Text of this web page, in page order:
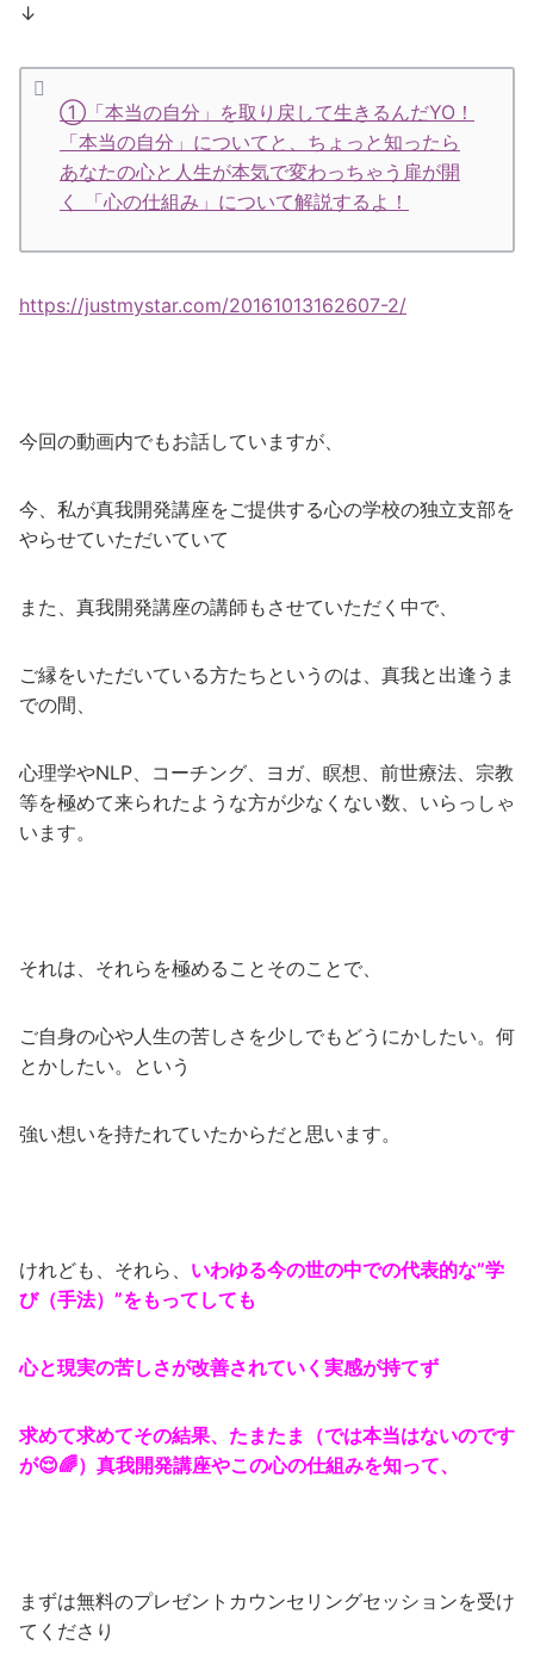
↓
①「本当の自分」を取り戻して生きるんだYO！
「本当の自分」についてと、ちょっと知ったら
あなたの心と人生が本気で変わっちゃう扉が開
く 「心の仕組み」について解説するよ！
https://justmystar.com/20161013162607-2/
今回の動画内でもお話していますが、
今、私が真我開発講座をご提供する心の学校の独立支部を
やらせていただいていて
また、真我開発講座の講師もさせていただく中で、
ご縁をいただいている方たちというのは、真我と出逢うま
での間、
心理学やNLP、コーチング、ヨガ、瞑想、前世療法、宗教
等を極めて来られたような方が少なくない数、いらっしゃ
います。
それは、それらを極めることそのことで、
ご自身の心や人生の苦しさを少しでもどうにかしたい。何
とかしたい。という
強い想いを持たれていたからだと思います。
けれども、それら、 いわゆる今の世の中での代表的な”学
び（手法）”をもってしても
心と現実の苦しさが改善されていく実感が持てず
求めて求めてその結果、たまたま（では本当はないのです
が😌🌈）真我開発講座やこの心の仕組みを知って、
まずは無料のプレゼントカウンセリングセッションを受け
てくださり